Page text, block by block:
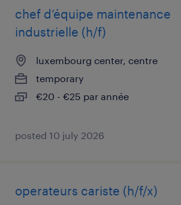
chef d’équipe maintenance
industrielle (h/f)
luxembourg center, centre
temporary
€20 - €25 par année
posted 10 july 2026
operateurs cariste (h/f/x)